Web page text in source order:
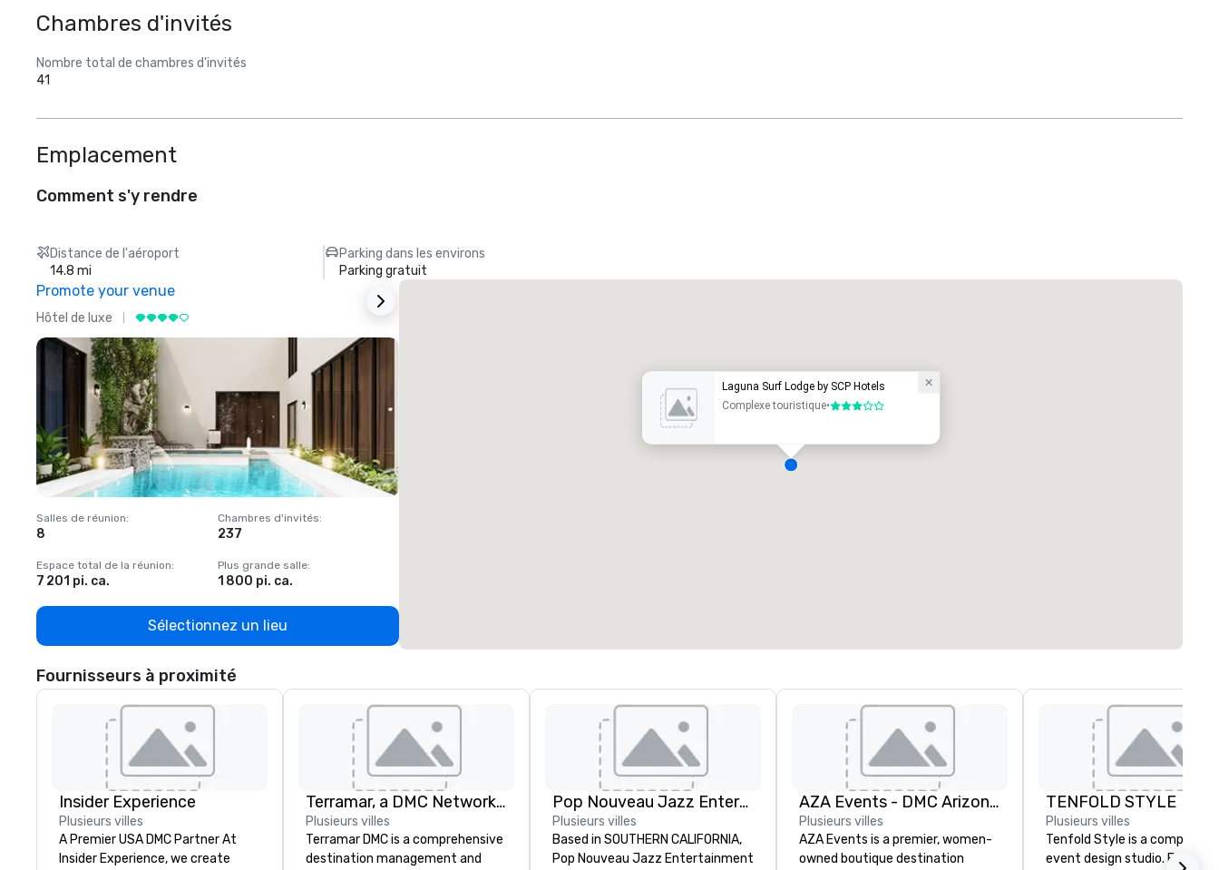
Chambres d'invités
Nombre total de chambres d'invités
41
Emplacement
Comment s'y rendre
Distance de l'aéroport
14.8 mi
Parking dans les environs
Parking gratuit
Promote your venue
Hôtel de luxe
Salles de réunion:
8
Chambres d'invités:
237
Espace total de la réunion:
7 201 pi. ca.
Plus grande salle:
1 800 pi. ca.
Sélectionnez un lieu
Laguna Surf Lodge by SCP Hotels
Complexe touristique•3 sur 5
Fournisseurs à proximité
Insider Experience
Plusieurs villes
A Premier USA DMC Partner At
Insider Experience, we create
Terramar, a DMC Network Company
Plusieurs villes
Terramar DMC is a comprehensive
destination management and
Pop Nouveau Jazz Entertainment
Plusieurs villes
Based in SOUTHERN CALIFORNIA,
Pop Nouveau Jazz Entertainment
AZA Events - DMC Arizona and Southern California
Plusieurs villes
AZA Events is a premier, women-
owned boutique destination
TENFOLD STYLE
Plusieurs villes
Tenfold Style is a
event design studio. From